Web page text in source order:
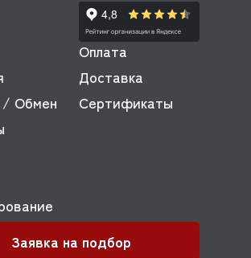
Оплата
Доставка
/ Обмен
Сертификаты
Заявка на подбор